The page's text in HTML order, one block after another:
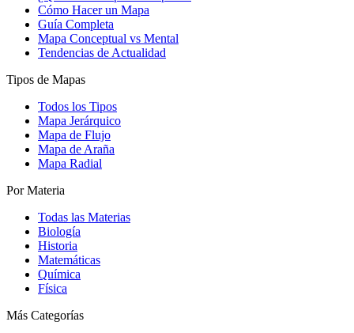
Cómo Hacer un Mapa
Guía Completa
Mapa Conceptual vs Mental
Tendencias de Actualidad
Tipos de Mapas
Todos los Tipos
Mapa Jerárquico
Mapa de Flujo
Mapa de Araña
Mapa Radial
Por Materia
Todas las Materias
Biología
Historia
Matemáticas
Química
Física
Más Categorías